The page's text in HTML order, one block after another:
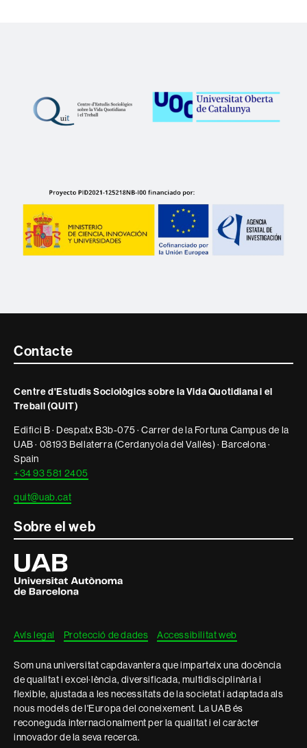
Contacte
informació
legal
Contacte
Centre d'Estudis Sociològics sobre la Vida Quotidiana i el
Treball (QUIT)
Edifici B · Despatx B3b-075 · Carrer de la Fortuna Campus de la
UAB · 08193 Bellaterra (Cerdanyola del Vallès) · Barcelona ·
Spain
+34 93 581 2405
quit@uab.cat
Sobre el web
Universitat
Autònoma
de
Barcelona
Avís legal Protecció de dades Accessibilitat web
Som una universitat capdavantera que imparteix una docència
de qualitat i excel·lència, diversificada, multidisciplinària i
flexible, ajustada a les necessitats de la societat i adaptada als
nous models de l'Europa del coneixement. La UAB és
reconeguda internacionalment per la qualitat i el caràcter
innovador de la seva recerca.